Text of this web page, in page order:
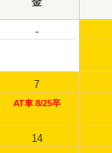
-
7
AT車 8/25卒
14